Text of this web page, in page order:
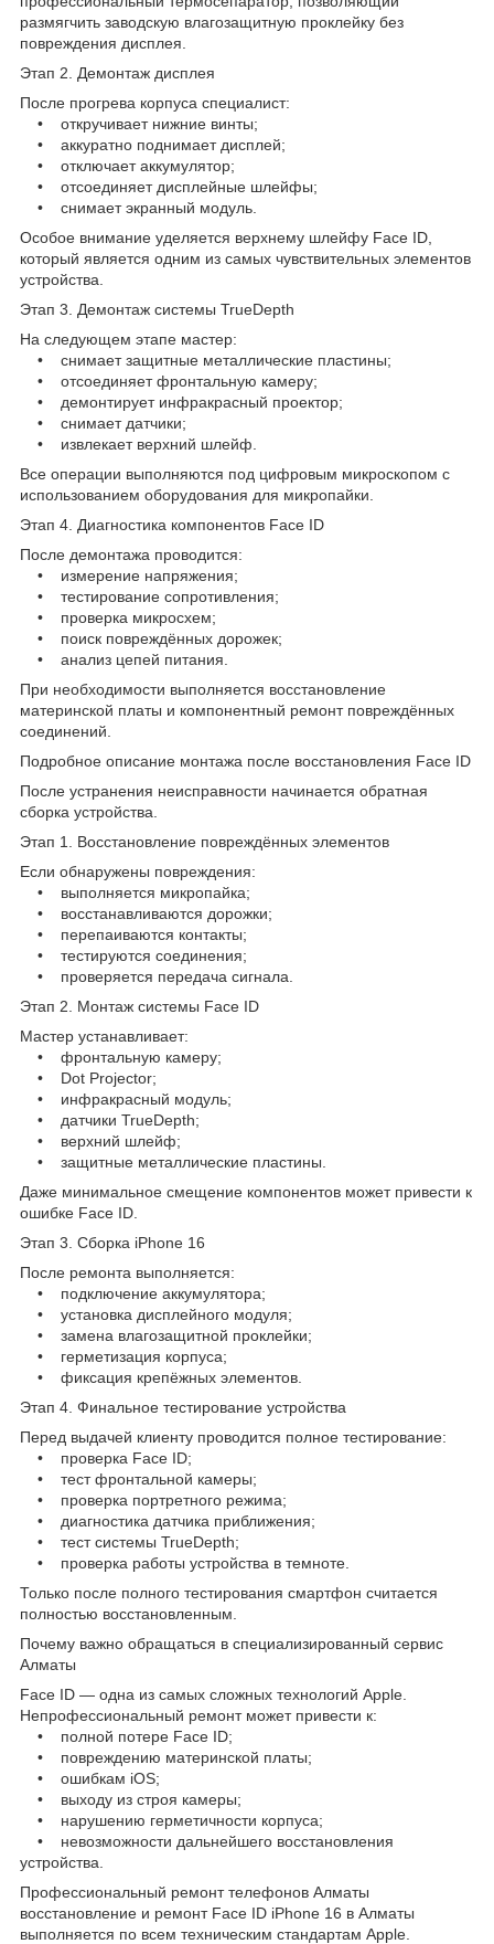
размягчить заводскую влагозащитную проклейку без
повреждения дисплея.
Этап 2. Демонтаж дисплея
После прогрева корпуса специалист:
• откручивает нижние винты;
• аккуратно поднимает дисплей;
• отключает аккумулятор;
• отсоединяет дисплейные шлейфы;
• снимает экранный модуль.
Особое внимание уделяется верхнему шлейфу Face ID,
который является одним из самых чувствительных элементов
устройства.
Этап 3. Демонтаж системы TrueDepth
На следующем этапе мастер:
• снимает защитные металлические пластины;
• отсоединяет фронтальную камеру;
• демонтирует инфракрасный проектор;
• снимает датчики;
• извлекает верхний шлейф.
Все операции выполняются под цифровым микроскопом с
использованием оборудования для микропайки.
Этап 4. Диагностика компонентов Face ID
После демонтажа проводится:
• измерение напряжения;
• тестирование сопротивления;
• проверка микросхем;
• поиск повреждённых дорожек;
• анализ цепей питания.
При необходимости выполняется восстановление
материнской платы и компонентный ремонт повреждённых
соединений.
Подробное описание монтажа после восстановления Face ID
После устранения неисправности начинается обратная
сборка устройства.
Этап 1. Восстановление повреждённых элементов
Если обнаружены повреждения:
• выполняется микропайка;
• восстанавливаются дорожки;
• перепаиваются контакты;
• тестируются соединения;
• проверяется передача сигнала.
Этап 2. Монтаж системы Face ID
Мастер устанавливает:
• фронтальную камеру;
• Dot Projector;
• инфракрасный модуль;
• датчики TrueDepth;
• верхний шлейф;
• защитные металлические пластины.
Даже минимальное смещение компонентов может привести к
ошибке Face ID.
Этап 3. Сборка iPhone 16
После ремонта выполняется:
• подключение аккумулятора;
• установка дисплейного модуля;
• замена влагозащитной проклейки;
• герметизация корпуса;
• фиксация крепёжных элементов.
Этап 4. Финальное тестирование устройства
Перед выдачей клиенту проводится полное тестирование:
• проверка Face ID;
• тест фронтальной камеры;
• проверка портретного режима;
• диагностика датчика приближения;
• тест системы TrueDepth;
• проверка работы устройства в темноте.
Только после полного тестирования смартфон считается
полностью восстановленным.
Почему важно обращаться в специализированный сервис
Алматы
Face ID — одна из самых сложных технологий Apple.
Непрофессиональный ремонт может привести к:
• полной потере Face ID;
• повреждению материнской платы;
• ошибкам iOS;
• выходу из строя камеры;
• нарушению герметичности корпуса;
• невозможности дальнейшего восстановления
устройства.
Профессиональный ремонт телефонов Алматы
восстановление и ремонт Face ID iPhone 16 в Алматы
выполняется по всем техническим стандартам Apple.